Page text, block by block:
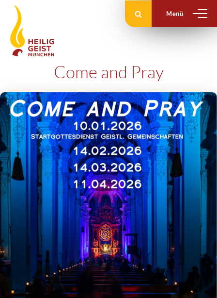
Zum
Inhalt
springen
Come and Pray